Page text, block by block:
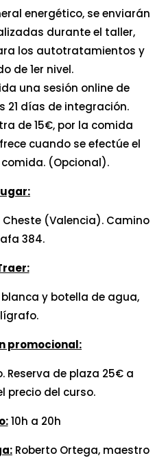
energético, se enviarán
durante el taller,
los autotratamientos y
de 1er nivel.
una sesión online de
21 días de integración.
de 15€, por la comida
cuando se efectúe el
(Opcional).
(Valencia). Camino
384.
y botella de agua,
promocional:
Reserva de plaza 25€ a
precio del curso.
10h a 20h
Roberto Ortega, maestro